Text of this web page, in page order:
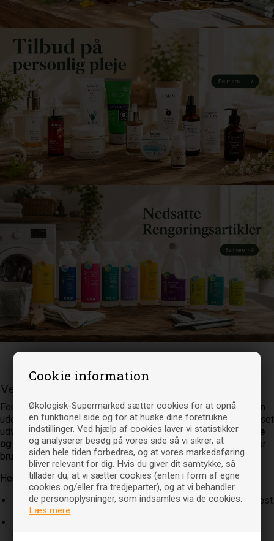
Cookie information
Økologisk-Supermarked sætter cookies for at opnå
en funktionel side og for at huske dine foretrukne
indstillinger. Ved hjælp af cookies laver vi statistikker
og analyserer besøg på vores side så vi sikrer, at
siden hele tiden forbedres, og at vores markedsføring
bliver relevant for dig. Hvis du giver dit samtykke, så
tillader du, at vi sætter cookies (enten i form af egne
cookies og/eller fra tredjeparter), og at vi behandler
de personoplysninger, som indsamles via de cookies.
Læs mere
Velkommen
Velkommen til Økologiske supermarked
Forestil dig et supermarked fyldt med alt det du kender – men
uden stressen fra indkøbsturen, køen ved kassen og begrænset
udvalg på hylderne. Vi har samletmere end 12.000 økologiske
og bæredygtige varerét sted, så du kan handle alt, hvad du har
brug for, direkte fra sofaen.
Her finder du et bredt sortiment indenfor:
Fødevarer– alt fra basisvarer til lækkerier til hverdag og fest
unødige tilsætningsstoffer